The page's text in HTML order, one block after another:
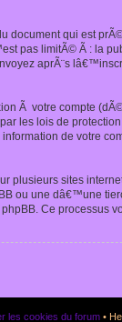
document qui est
pas limitÃ© Ã : la
aprÃ¨s
Ã votre compte
les lois de
de votre
sites
ou une dâ€™une
Ce processus
les cookies du forum •